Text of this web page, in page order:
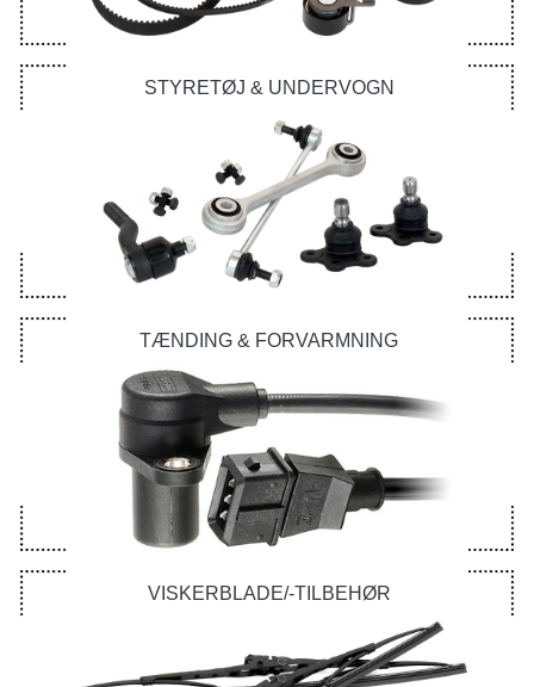
STYRETØJ & UNDERVOGN
TÆNDING & FORVARMNING
VISKERBLADE/-TILBEHØR